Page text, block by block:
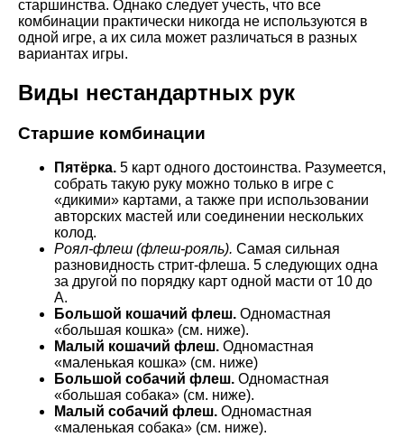
старшинства. Однако следует учесть, что все
комбинации практически никогда не используются в
одной игре, а их сила может различаться в разных
вариантах игры.
Виды нестандартных рук
Старшие комбинации
Пятёрка. 5 карт одного достоинства. Разумеется,
собрать такую руку можно только в игре с
«дикими» картами, а также при использовании
авторских мастей или соединении нескольких
колод.
Роял-флеш (флеш-рояль). Самая сильная
разновидность стрит-флеша. 5 следующих одна
за другой по порядку карт одной масти от 10 до
A.
Большой кошачий флеш. Одномастная
«большая кошка» (см. ниже).
Малый кошачий флеш. Одномастная
«маленькая кошка» (см. ниже)
Большой собачий флеш. Одномастная
«большая собака» (см. ниже).
Малый собачий флеш. Одномастная
«маленькая собака» (см. ниже).